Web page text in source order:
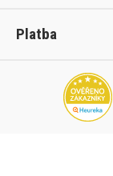
Platba